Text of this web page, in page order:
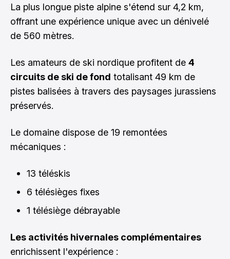
La plus longue piste alpine s'étend sur 4,2 km,
offrant une expérience unique avec un dénivelé
de 560 mètres.
Les amateurs de ski nordique profitent de 4
circuits de ski de fond totalisant 49 km de
pistes balisées à travers des paysages jurassiens
préservés.
Le domaine dispose de 19 remontées
mécaniques :
13 téléskis
6 télésièges fixes
1 télésiège débrayable
Les activités hivernales complémentaires
enrichissent l'expérience :